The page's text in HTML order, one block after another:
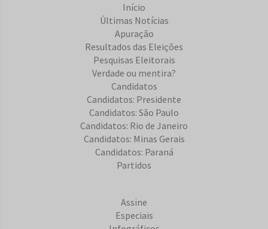
Início
Últimas Notícias
Apuração
Resultados das Eleições
Pesquisas Eleitorais
Verdade ou mentira?
Candidatos
Candidatos: Presidente
Candidatos: São Paulo
Candidatos: Rio de Janeiro
Candidatos: Minas Gerais
Candidatos: Paraná
Partidos
Assine
Especiais